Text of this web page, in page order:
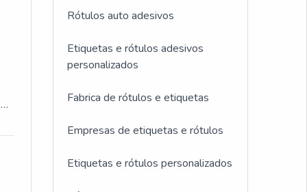
Rótulos auto adesivos
Etiquetas e rótulos adesivos
personalizados
Fabrica de rótulos e etiquetas
Empresas de etiquetas e rótulos
Etiquetas e rótulos personalizados